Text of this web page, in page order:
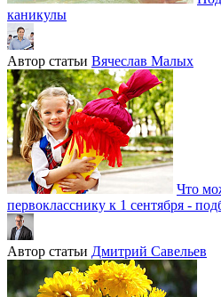
каникулы
Автор статьи Вячеслав Малых
Что
первокласснику к 1 сентября -
Автор статьи Дмитрий Савельев